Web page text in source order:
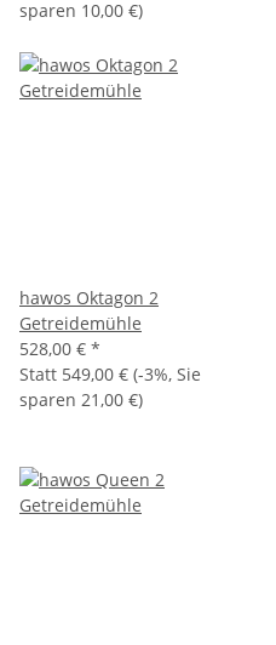
sparen 10,00 €)
hawos Oktagon 2
Getreidemühle
528,00 € *
Statt 549,00 € (-3%, Sie
sparen 21,00 €)